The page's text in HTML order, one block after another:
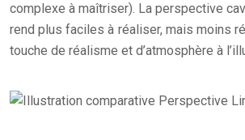
complexe à maîtriser). La perspective
rend plus faciles à réaliser, mais moins
touche de réalisme et d’atmosphère à